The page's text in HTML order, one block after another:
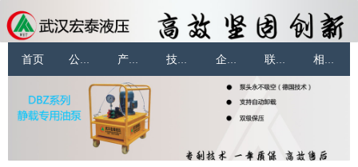
首页 公司简介 产品展示 技术支持 企业动态 联系我们 相关下载